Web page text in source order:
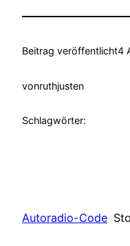
Beitrag veröffentlicht4
vonruthjusten
Schlagwörter:
Autoradio-Code